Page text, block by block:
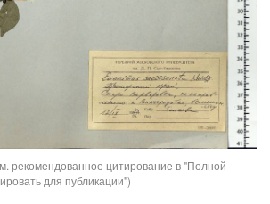
рекомендованное цитирование в "Полной
для публикации")